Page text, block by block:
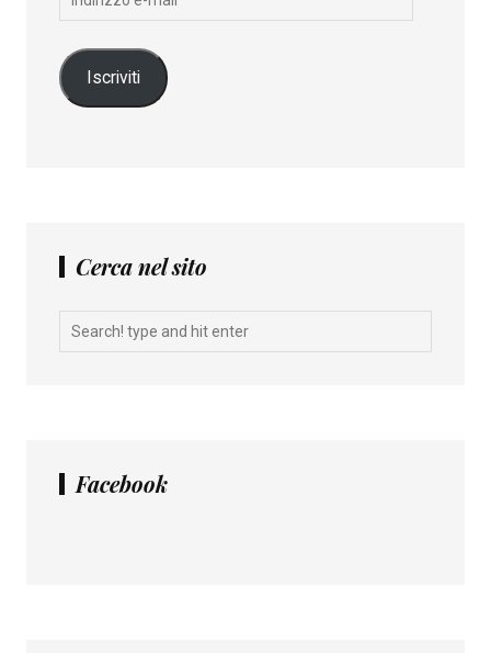
Iscriviti
Cerca nel sito
Facebook